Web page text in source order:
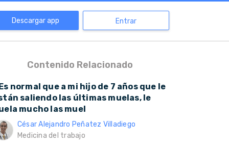
Descargar app Entrar
Contenido Relacionado
normal que a mi hijo de 7 años que le
saliendo las últimas muelas, le
mucho las muel
César Alejandro Peñatez Villadiego
Medicina del trabajo